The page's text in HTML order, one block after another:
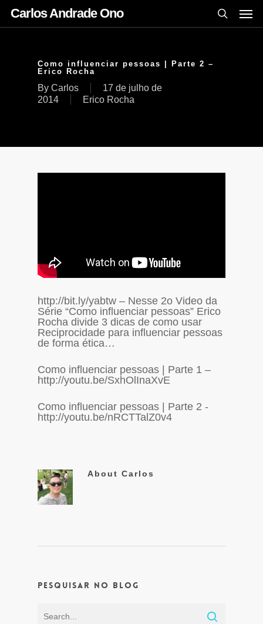
Carlos Andrade Ono
Como influenciar pessoas | Parte 2 –
Erico Rocha
By Carlos
17 de julho de
2014
Erico Rocha
http://bit.ly/yabtw – Nesse 2o Video da
Série “Como influenciar pessoas” Erico
Rocha divide 3 dicas de como usar
Reciprocidade para influenciar pessoas
de forma ética…
Como influenciar pessoas | Parte 1 –
http://youtu.be/SxhOlInaXvE
Como influenciar pessoas | Parte 2 -
http://youtu.be/nRCTTalZ0v4
About Carlos
Pesquisar no Blog